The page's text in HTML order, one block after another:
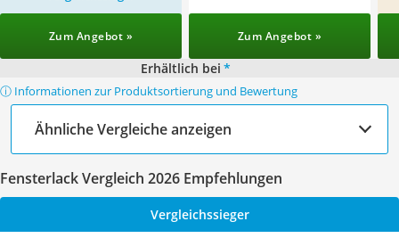
Zum Angebot » Zum Angebot »
Erhältlich bei *
ⓘ Informationen zur Produktsortierung und Bewertung
Ähnliche Vergleiche anzeigen
Fensterlack Vergleich 2026 Empfehlungen
Vergleichssieger